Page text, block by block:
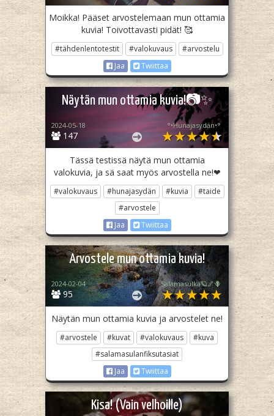
Moikka! Pääset arvostelemaan mun ottamia
kuvia! Toivottavasti pidät! 🥰
#tähdenlentotestit #valokuvaus
#arvostelu
Jaa
Twiittaa
Näytän mun ottamia kuvia!📷✨
147
2024-05-18 °•Hunajasydän•°
Tässä testissä näytä mun ottamia
valokuvia, ja sä saat myös arvostella ne!❤
#valokuvaus #hunajasydän #kuvia
#taide
#arvostele
Jaa
Twiittaa
Arvostele mun ottamia kuvia!
95
2024-02-04 Salamasulka🪐🌌🪻
Näytän mun ottamia kuvia ja arvostelet ne!
#arvostele #kuvat #valokuvaus
#kuva
#salamasulanfiksutasiat
Jaa
Twiittaa
Kisa! (Vain velhoille)